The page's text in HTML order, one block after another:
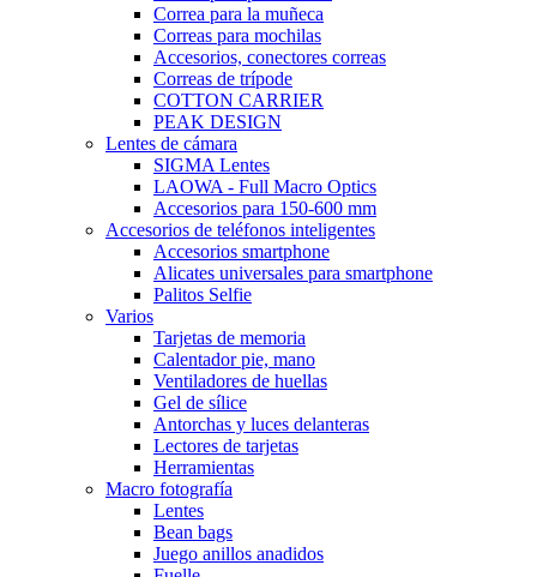
Correa para la muñeca
Correas para mochilas
Accesorios, conectores correas
Correas de trípode
COTTON CARRIER
PEAK DESIGN
Lentes de cámara
SIGMA Lentes
LAOWA - Full Macro Optics
Accesorios para 150-600 mm
Accesorios de teléfonos inteligentes
Accesorios smartphone
Alicates universales para smartphone
Palitos Selfie
Varios
Tarjetas de memoria
Calentador pie, mano
Ventiladores de huellas
Gel de sílice
Antorchas y luces delanteras
Lectores de tarjetas
Herramientas
Macro fotografía
Lentes
Bean bags
Juego anillos anadidos